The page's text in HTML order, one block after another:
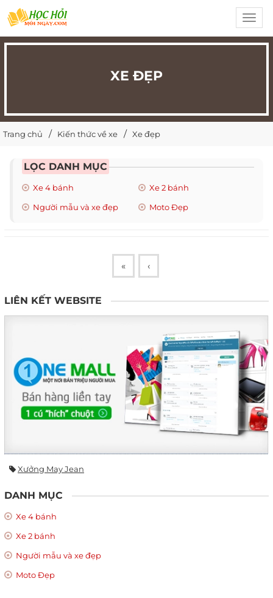
XE ĐẸP
Trang chủ Kiến thức về xe Xe đẹp
LỌC DANH MỤC
Xe 4 bánh
Xe 2 bánh
Người mẫu và xe đẹp
Moto Đẹp
« ‹
LIÊN KẾT WEBSITE
Xưởng May Jean
DANH MỤC
Xe 4 bánh
Xe 2 bánh
Người mẫu và xe đẹp
Moto Đẹp